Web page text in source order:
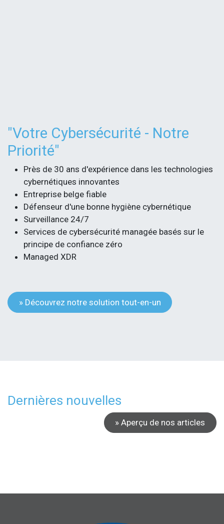
​"Votre Cybersécurité - Notre
Priorité"
Près de 30 ans d'expérience dans les technologies
cybernétiques innovantes
Entreprise belge fiable
Défenseur d'une bonne hygiène cybernétique
Surveillance 24/7
Services de cybersécurité managée basés sur le
principe de confiance zéro
Managed XDR
» Découvrez notre solution tout-en-un
Dernières nouvelles
» Aperçu de nos articles